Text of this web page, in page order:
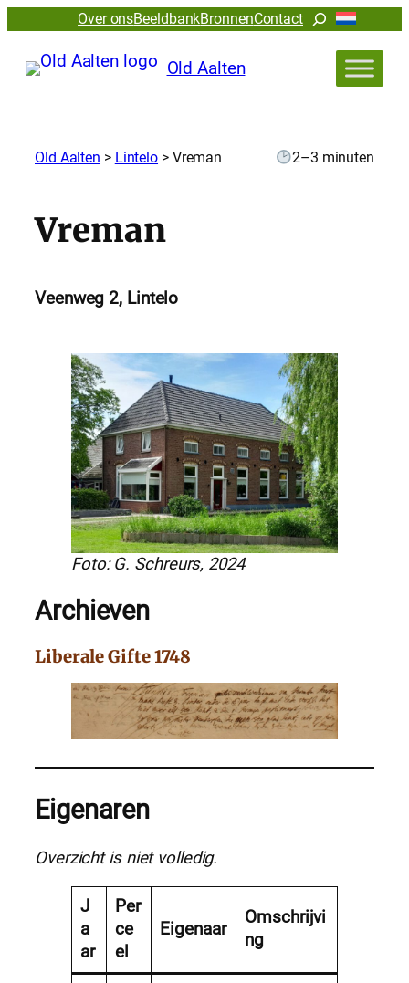
Over onsBeeldbankBronnenContactZoeken
Old Aalten
Old Aalten > Lintelo > Vreman 2–3 minuten
Vreman
Veenweg 2, Lintelo
Foto: G. Schreurs, 2024
Archieven
Liberale Gifte 1748
Eigenaren
Overzicht is niet volledig.
J
a
ar
Per
ce
el
Eigenaar
Omschrijvi
ng